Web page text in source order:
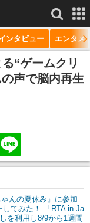
もっと見る
ンタビュー エンタメ
“ゲームクリ
声で脳内再生
んの夏休み』に参加
てみた！ 「RTA in Ja
を利用し8/9から1週間